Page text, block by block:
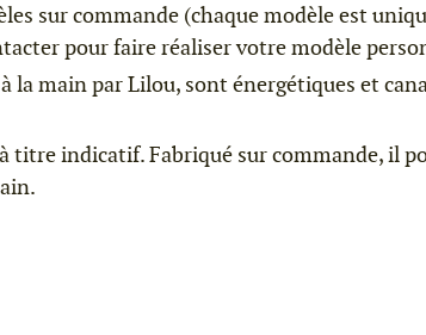
sur commande (chaque modèle est
pour faire réaliser votre modèle
la main par Lilou, sont énergétiques et
titre indicatif. Fabriqué sur commande, il